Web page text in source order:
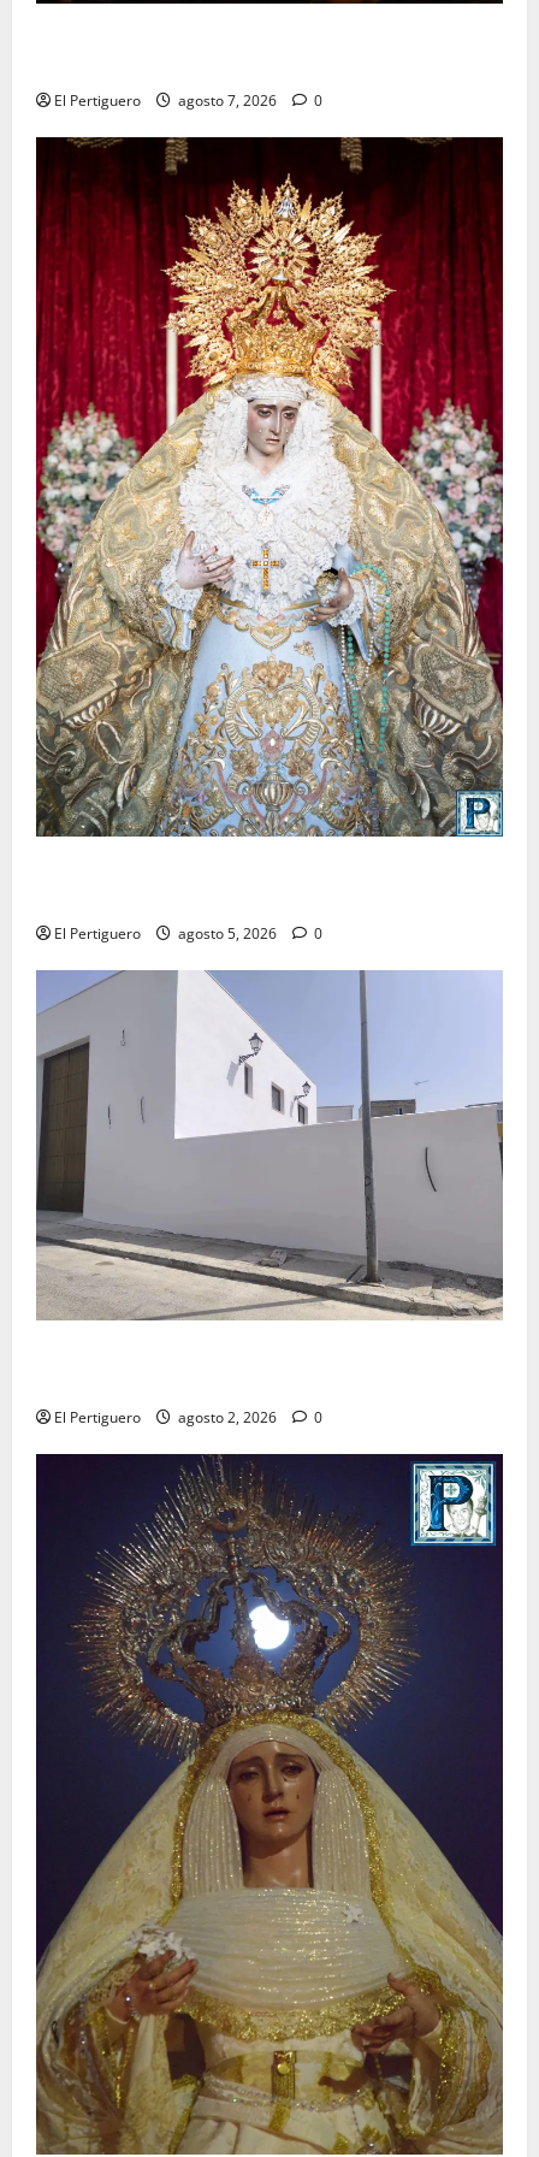
El Pertiguero agosto 7, 2026 0
El Pertiguero agosto 5, 2026 0
El Pertiguero agosto 2, 2026 0